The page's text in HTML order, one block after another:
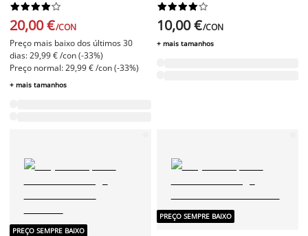






20,00 €/CON
Preço mais baixo dos últimos 30
dias: 29,99 € /con (-33%)
Preço normal: 29,99 € /con (-33%)
+ mais tamanhos






10,00 €/CON
+ mais tamanhos
PREÇO SEMPRE BAIXO
PREÇO SEMPRE BAIXO